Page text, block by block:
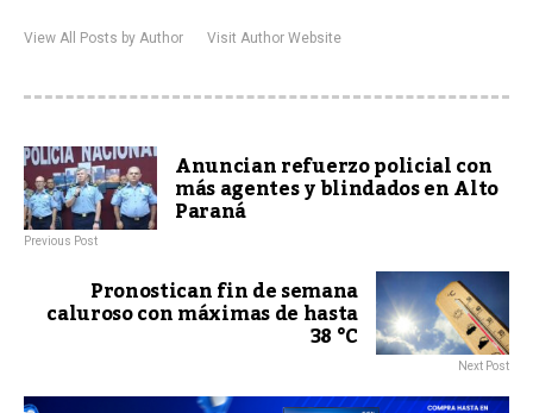
View All Posts by Author Visit Author Website
Anuncian refuerzo policial con
más agentes y blindados en Alto
Paraná
Previous Post
Pronostican fin de semana
caluroso con máximas de hasta
38 °C
Next Post